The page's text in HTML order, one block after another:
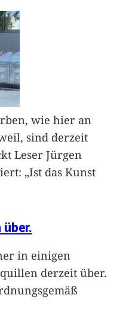
wie hier an
sind derzeit
Leser Jürgen
„Ist das Kunst
in einigen
derzeit über.